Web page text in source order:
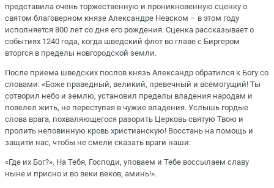
представила очень торжественную и проникновенную сценку о
святом благоверном князе Александре Невском – в этом году
исполняется 800 лет со дня его рождения. Сценка рассказывает о
событиях 1240 года, когда шведский флот во главе с Биргером
вторгся в пределы новгородской земли.
После приема шведских послов князь Александр обратился к Богу со
словами: «Боже праведный, великий, превечный и всемогущий! Ты
сотворил небо и землю, установил пределы владения народам и
повелел жить, не переступая в чужие владения. Услышь гордые
слова врага, похваляющегося разорить Церковь святую Твою и
пролить неповинную кровь христианскую! Восстань на помощь и
защити нас, чтобы не смели сказать враги наши:
«Где их Бог?». На Тебя, Господи, уповаем и Тебе воссылаем славу
ныне и присно и во веки веков, аминь!».